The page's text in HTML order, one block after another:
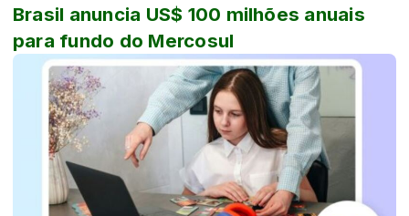
Brasil anuncia US$ 100 milhões anuais
para fundo do Mercosul